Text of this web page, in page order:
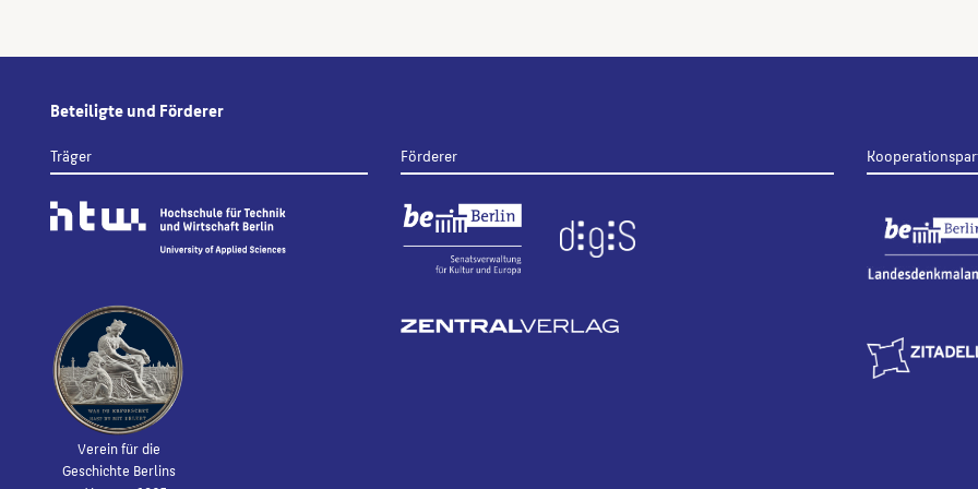
Beteiligte und Förderer
Träger
Verein für die
Geschichte Berlins
Förderer